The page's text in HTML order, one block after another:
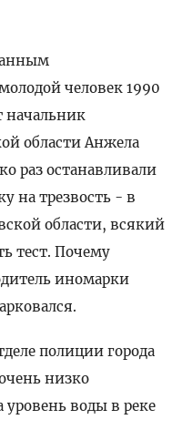
человек 1990
начальник
области Анжела
раз останавливали
на трезвость - в
области, всякий
тест. Почему
иномарки
полиции города
низко
уровень воды в реке